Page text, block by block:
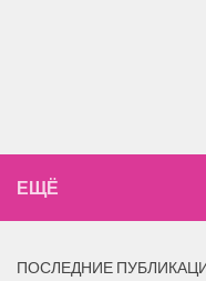
ЕЩЁ
ПОСЛЕДНИЕ